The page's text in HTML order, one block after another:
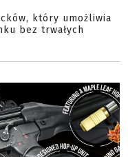
który umożliwia
bez trwałych